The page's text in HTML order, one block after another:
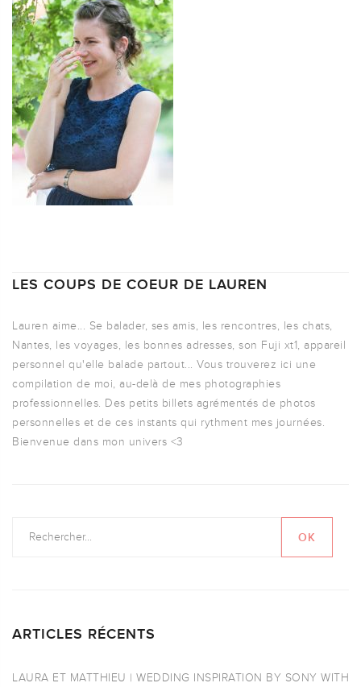
LES COUPS DE COEUR DE LAUREN
Lauren aime... Se balader, ses amis, les rencontres, les chats,
Nantes, les voyages, les bonnes adresses, son Fuji xt1, appareil
personnel qu'elle balade partout... Vous trouverez ici une
compilation de moi, au-delà de mes photographies
professionnelles. Des petits billets agrémentés de photos
personnelles et de ces instants qui rythment mes journées.
Bienvenue dans mon univers <3
ARTICLES RÉCENTS
LAURA ET MATTHIEU | WEDDING INSPIRATION BY SONY WITH